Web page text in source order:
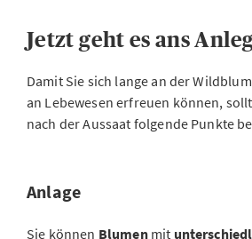
Jetzt geht es ans
Damit Sie sich lange an der
an Lebewesen erfreuen können,
nach der Aussaat folgende Punkte
Anlage
Sie können Blumen mit